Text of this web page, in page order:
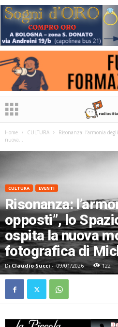
Home CULTURA
Risonanza: l’armonia
nuova...
CULTURA EVENTI
Risonanza:
opposti”, lo
ospita la nuova
fotografica di
Di Claudio Succi - 09/01/2026 122